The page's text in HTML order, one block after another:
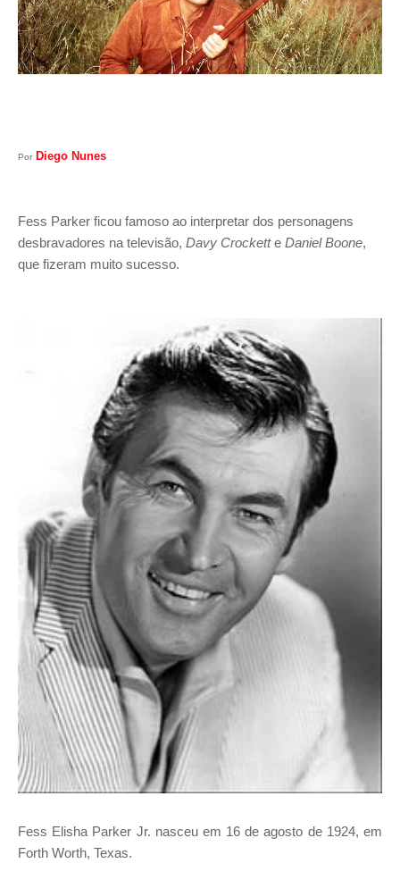
Por Diego Nunes
Fess Parker ficou famoso ao interpretar dos personagens
desbravadores na televisão, Davy Crockette Daniel Boone,
que fizeram muito sucesso.
Fess Elisha Parker Jr. nasceu em 16 de agosto de 1924, em
Forth Worth, Texas.